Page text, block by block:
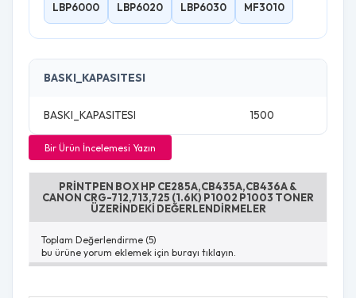
LBP6000 LBP6020 LBP6030 MF3010
BASKI_KAPASITESI
BASKI_KAPASITESI 1500
Bir Ürün İncelemesi Yazın
PRINTPEN BOX HP CE285A,CB435A,CB436A &
CANON CRG-712,713,725 (1.6K) P1002 P1003 TONER
ÜZERINDEKI DEĞERLENDIRMELER
Toplam Değerlendirme (5)
bu ürüne yorum eklemek için burayı tıklayın.